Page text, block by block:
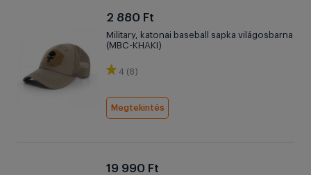
2 880 Ft
Military, katonai baseball sapka világosbarna
(MBC-KHAKI)
4 (8)
Megtekintés
19 990 Ft